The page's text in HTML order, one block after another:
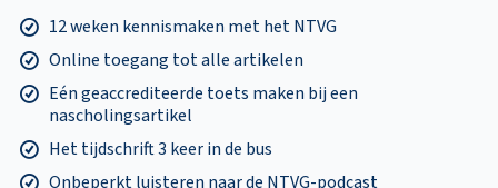
12 weken kennismaken met het NTVG
Online toegang tot alle artikelen
Eén geaccrediteerde toets maken bij een
nascholingsartikel
Het tijdschrift 3 keer in de bus
Onbeperkt luisteren naar de NTVG-podcast